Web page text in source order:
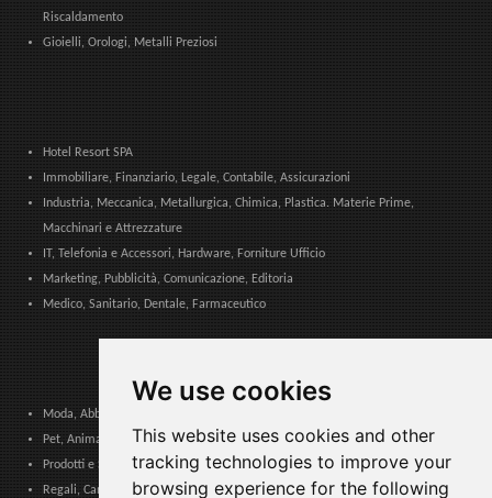
We use cookies
This website uses cookies and other
tracking technologies to improve your
browsing experience for the following
Riscaldamento
Gioielli, Orologi, Metalli Preziosi
Hotel Resort SPA
Immobiliare, Finanziario, Legale, Contabile, Assicurazioni
Industria, Meccanica, Metallurgica, Chimica, Plastica. Materie Prime,
Macchinari e Attrezzature
IT, Telefonia e Accessori, Hardware, Forniture Ufficio
Marketing, Pubblicità, Comunicazione, Editoria
Medico, Sanitario, Dentale, Farmaceutico
Moda, Abbigliamento, Accessori Moda, Calzature e Pelletteria
Pet, Animali, Veterinario
Prodotti e Servizi per Comunità, Pubbliche Amministrazioni ed Enti Locali
Regali, Cancelleria, Cartoleria, Articoli Tabacco, Sigarette elettroniche,